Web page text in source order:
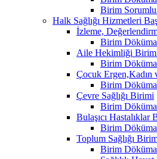
Birim
Halk Sağlığı Hizmetleri
İzleme,
Birim
Aile Hekimliği
Birim
Çocuk Ergen,Kadın
Birim
Çevre Sağlığı Birimi
Birim
Bulaşıcı Hastalıklar
Birim
Toplum Sağlığı
Birim